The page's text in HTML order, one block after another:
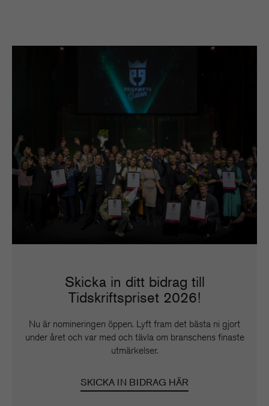
Skicka in ditt bidrag till
Tidskriftspriset 2026!
Nu är nomineringen öppen. Lyft fram det bästa ni gjort
under året och var med och tävla om branschens finaste
utmärkelser.
SKICKA IN BIDRAG HÄR